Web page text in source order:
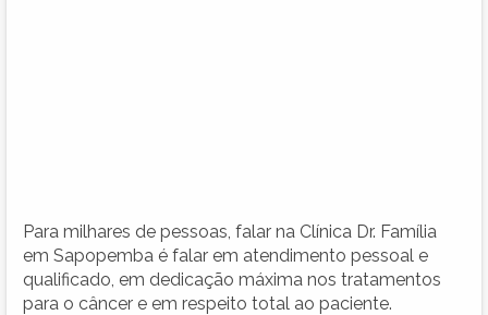
Para milhares de pessoas, falar na Clínica Dr. Família
em Sapopemba é falar em atendimento pessoal e
qualificado, em dedicação máxima nos tratamentos
para o câncer e em respeito total ao paciente.